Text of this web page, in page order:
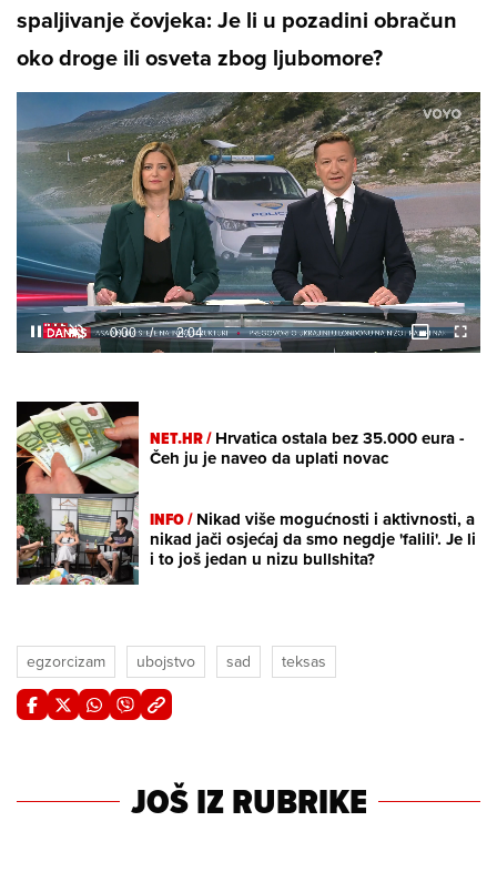
spaljivanje čovjeka: Je li u pozadini obračun
oko droge ili osveta zbog ljubomore?
Unmute /
Loaded:
11.45%
NET.HR /Hrvatica ostala bez 35.000 eura -
Čeh ju je naveo da uplati novac
INFO /Nikad više mogućnosti i aktivnosti, a
nikad jači osjećaj da smo negdje 'falili'. Je li
i to još jedan u nizu bullshita?
egzorcizam ubojstvo sad teksas
JOŠ IZ RUBRIKE